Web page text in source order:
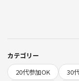
自然の中で、至福の時
ックなポーズを中心に行
■スケジュール
カテゴリー
20代参加OK
30